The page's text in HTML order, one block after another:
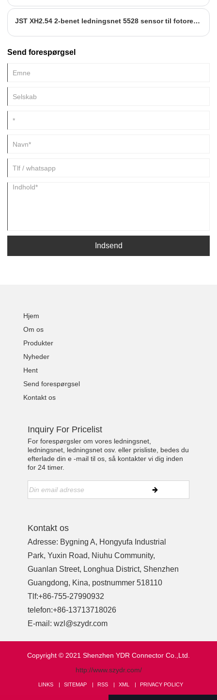
JST XH2.54 2-benet ledningsnet 5528 sensor til fotoresistorelementdetektor
Send forespørgsel
Indsend
Hjem
Om os
Produkter
Nyheder
Hent
Send forespørgsel
Kontakt os
Inquiry For Pricelist
For forespørgsler om vores ledningsnet,
ledningsnet, ledningsnet osv. eller prisliste, bedes du
efterlade din e -mail til os, så kontakter vi dig inden
for 24 timer.
Kontakt os
Adresse: Bygning A, Hongyufa Industrial
Park, Yuxin Road, Niuhu Community,
Guanlan Street, Longhua District, Shenzhen
Guangdong, Kina, postnummer 518110
Tlf:+86-755-27990932
telefon:+86-13713718026
E-mail:wzl@szydr.com
Copyright © 2021 Shenzhen YDR Connector Co.,Ltd.
http://www.szydr.com/
LINKS SITEMAP RSS XML PRIVACY POLICY